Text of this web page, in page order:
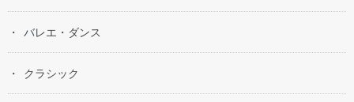
バレエ・ダンス
クラシック